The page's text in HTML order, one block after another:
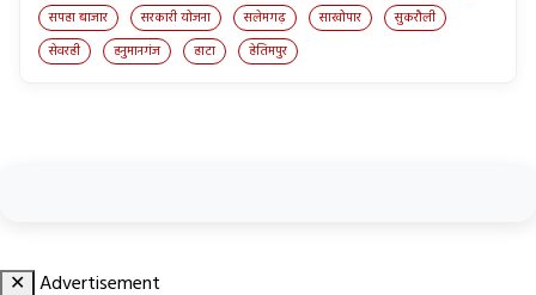
सपहा बाजार
सरकारी योजना सलेमगढ़ साखोपार
सुकरौली
सेवरही
हनुमानगंज हाटा हेतिमपुर
✕ Advertisement